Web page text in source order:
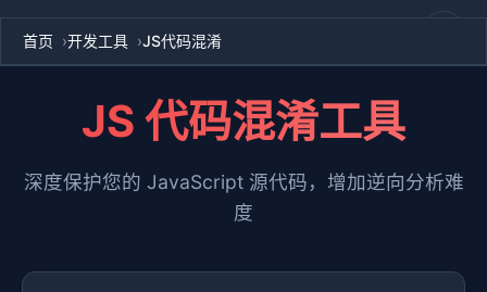
返回首页
JS 代码混淆工具
深度保护您的 JavaScript 源代码，增加逆向分析难
度
首页 开发工具 JS代码混淆